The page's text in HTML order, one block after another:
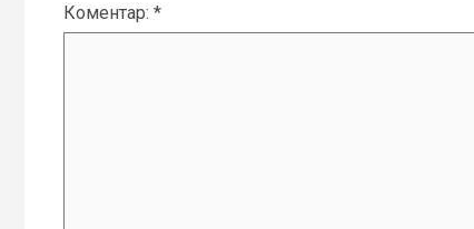
Коментар: *